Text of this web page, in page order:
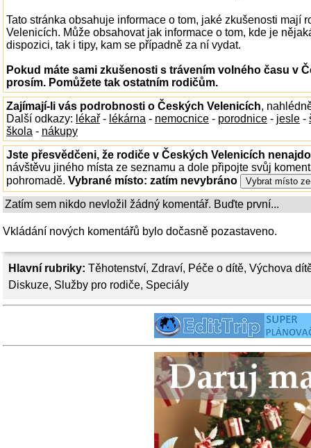
Hlavní rubriky: Těhotenství, Zdraví, Péče o dítě, Výchova
Diskuze, Služby pro rodiče, Speciály
Tato stránka obsahuje informace o tom, jaké zkušenosti mají
Velenicích. Může obsahovat jak informace o tom, kde je
dispozici, tak i tipy, kam se případně za ní vydat.
Pokud máte sami zkušenosti s trávením volného času v
prosím. Pomůžete tak ostatním rodičům.
Zajímají-li vás podrobnosti o Českých Velenicích,
Další odkazy: lékař - lékárna - nemocnice - porodnice - jesle -
škola - nákupy
Jste přesvědčeni, že rodiče v Českých Velenicích
návštěvu jiného místa ze seznamu a dole připojte svůj
pohromadě. Vybrané místo: zatím nevybráno
Zatím sem nikdo nevložil žádný komentář. Buďte první...
Vkládání nových komentářů bylo dočasně pozastaveno.